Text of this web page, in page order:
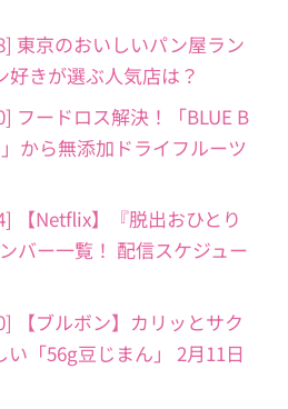
東京のおいしいパン屋ラン
好きが選ぶ人気店は？
フードロス解決！「BLUE B
」から無添加ドライフルーツ
【Netflix】『脱出おひとり
バー一覧！ 配信スケジュー
【ブルボン】カリッとサク
「56g豆じまん」 2月11日